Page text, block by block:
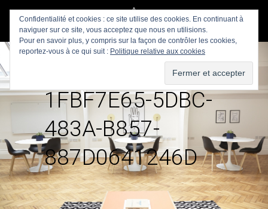
1FBF7E65-5DBC-
483A-B857-
887D0641246D
Confidentialité et cookies : ce site utilise des cookies. En continuant à
naviguer sur ce site, vous acceptez que nous en utilisions.
Pour en savoir plus, y compris sur la façon de contrôler les cookies,
reportez-vous à ce qui suit : Politique relative aux cookies